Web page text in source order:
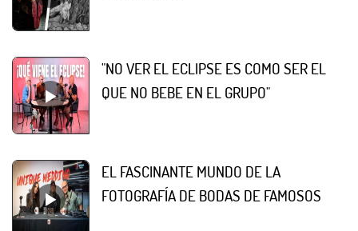
"NO VER EL ECLIPSE ES COMO SER EL
QUE NO BEBE EN EL GRUPO"
EL FASCINANTE MUNDO DE LA
FOTOGRAFÍA DE BODAS DE FAMOSOS